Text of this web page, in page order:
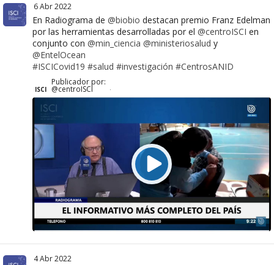
6 Abr 2022
En Radiograma de @biobio destacan premio Franz Edelman
por las herramientas desarrolladas por el @centroISCI en
conjunto con @min_ciencia @ministeriosalud y
@EntelOcean
#ISCICovid19 #salud #investigación #CentrosANID
ISCI
Publicador por:
@centroISCI ·
4 Abr 2022